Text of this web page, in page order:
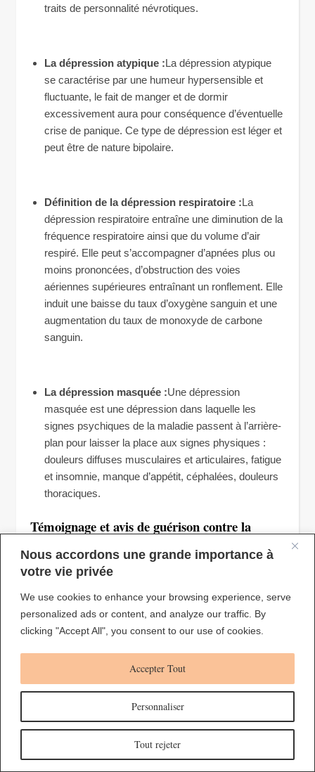
Nous accordons une grande importance à
votre vie privée
We use cookies to enhance your browsing experience, serve
personalized ads or content, and analyze our traffic. By
clicking "Accept All", you consent to our use of cookies.
Personnaliser
Tout rejeter
Accepter Tout
traits de personnalité névrotiques.
La dépression atypique :La dépression atypique
se caractérise par une humeur hypersensible et
fluctuante, le fait de manger et de dormir
excessivement aura pour conséquence d’éventuelle
crise de panique. Ce type de dépression est léger et
peut être de nature bipolaire.
Définition de la dépression respiratoire :La
dépression respiratoire entraîne une diminution de la
fréquence respiratoire ainsi que du volume d’air
respiré. Elle peut s’accompagner d’apnées plus ou
moins prononcées, d’obstruction des voies
aériennes supérieures entraînant un ronflement. Elle
induit une baisse du taux d’oxygène sanguin et une
augmentation du taux de monoxyde de carbone
sanguin.
La dépression masquée :Une dépression
masquée est une dépression dans laquelle les
signes psychiques de la maladie passent à l’arrière-
plan pour laisser la place aux signes physiques :
douleurs diffuses musculaires et articulaires, fatigue
et insomnie, manque d’appétit, céphalées, douleurs
thoraciques.
Témoignage et avis de guérison contre la
dépression
Nicole d’Aix en Provence
Nicolas est un magnétiseur à l’écoute et il ne vous
jugera jamais, ses compétences en magnétisme sont
remarquables et les résultats bluffant, en tous cas pour
ma part.
Il me reste encore du travail mais je suis déjà satisfaite
des améliorations.
Joël de Nantes
Je tenais à partager mon expérience incroyable avec